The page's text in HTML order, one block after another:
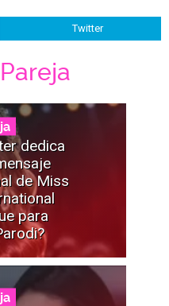
Twitter
dedica
de Miss
para